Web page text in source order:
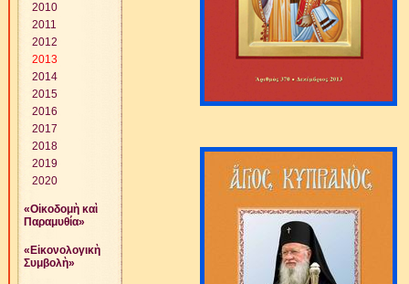
2010
2011
2012
2013
2014
2015
2016
2017
2018
2019
2020
«Οἰκοδομὴ καὶ
Παραμυθία»
«Εἰκονολογικὴ
Συμβολὴ»